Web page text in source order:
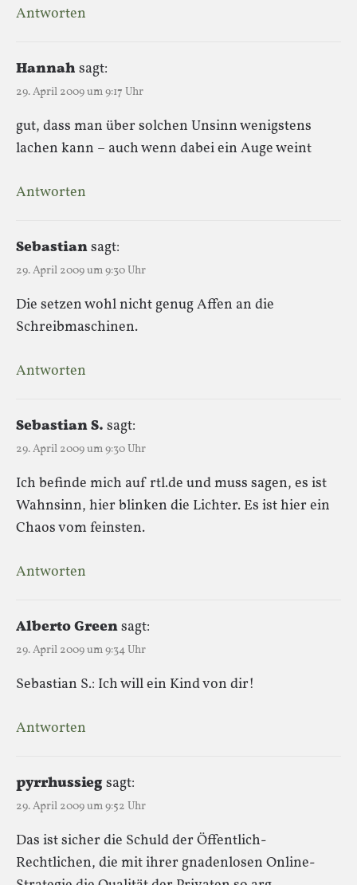
Antworten
Hannah sagt:
29. April 2009 um 9:17 Uhr
gut, dass man über solchen Unsinn wenigstens
lachen kann – auch wenn dabei ein Auge weint
Antworten
Sebastiansagt:
29. April 2009 um 9:30 Uhr
Die setzen wohl nicht genug Affen an die
Schreibmaschinen.
Antworten
Sebastian S. sagt:
29. April 2009 um 9:30 Uhr
Ich befinde mich auf rtl.de und muss sagen, es ist
Wahnsinn, hier blinken die Lichter. Es ist hier ein
Chaos vom feinsten.
Antworten
Alberto Greensagt:
29. April 2009 um 9:34 Uhr
Sebastian S.: Ich will ein Kind von dir!
Antworten
pyrrhussiegsagt:
29. April 2009 um 9:52 Uhr
Das ist sicher die Schuld der Öffentlich-
Rechtlichen, die mit ihrer gnadenlosen Online-